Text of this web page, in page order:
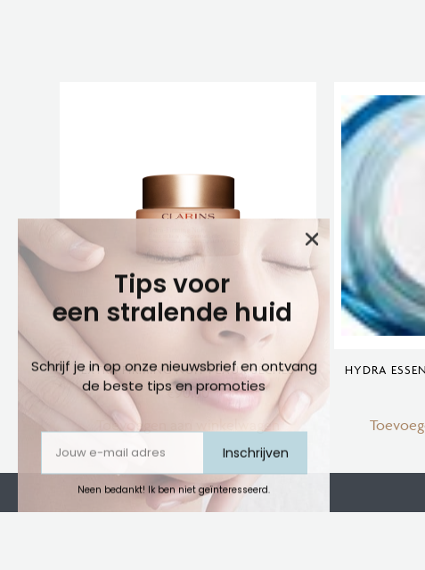
EXTRA FIRMING NUIT PEAUX SÈCHES
€ 90,00
Toevoegen aan winkelwagen
HYDRA
Tips voor
een stralende huid
Schrijf je in op onze nieuwsbrief en ontvang
de beste tips en promoties
Neen bedankt! Ik ben niet geïnteresseerd.
Inschrijven